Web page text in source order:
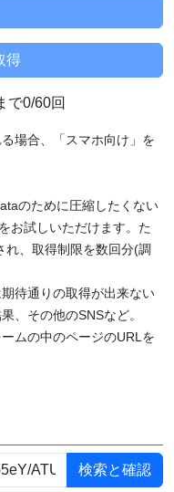
で0/60回
場合、「スマホ向け」を
のために圧縮したくない
お試しいただけます。た
れ、取得制限を数回分(調
待通りの取得が出来ない
、その他のSNSなど。
ムの中のページのURLを